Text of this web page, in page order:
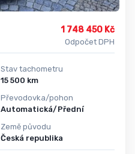
1 748 450 Kč
Odpočet DPH
Stav tachometru
15 500 km
Převodovka/pohon
Automatická/Přední
Země původu
Česká republika